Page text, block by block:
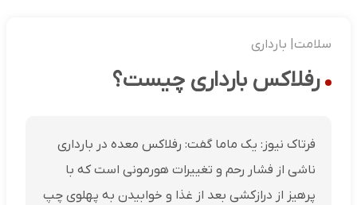
سلامت| بارداری
رفلاکس بارداری چیست؟
فرتاک نیوز: یک ماما گفت: رفلاکس معده در بارداری
ناشی از فشار رحم و تغییرات هورمونی است که با
پرهیز از درازکشی بعد از غذا و خوابیدن به پهلوی چپ